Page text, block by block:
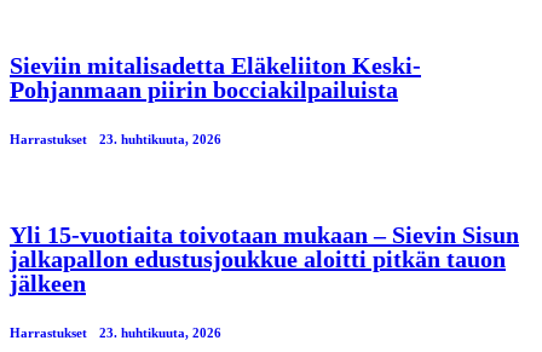
Sieviin mitalisadetta Eläkeliiton Keski-
Pohjanmaan piirin bocciakilpailuista
Harrastukset 23. huhtikuuta, 2026
Yli 15-vuotiaita toivotaan mukaan – Sievin Sisun
jalkapallon edustusjoukkue aloitti pitkän tauon
jälkeen
Harrastukset 23. huhtikuuta, 2026